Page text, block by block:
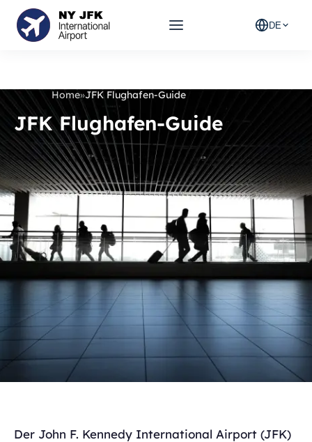
DE
Home»JFK Flughafen-Guide
JFK Flughafen-Guide
Der John F. Kennedy International Airport (JFK)